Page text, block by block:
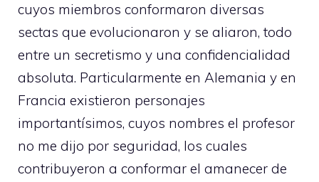
cuyos miembros conformaron diversas
sectas que evolucionaron y se aliaron, todo
entre un secretismo y una confidencialidad
absoluta. Particularmente en Alemania y en
Francia existieron personajes
importantísimos, cuyos nombres el profesor
no me dijo por seguridad, los cuales
contribuyeron a conformar el amanecer de